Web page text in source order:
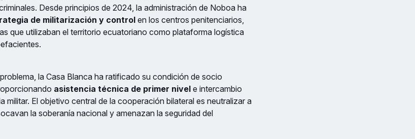
Desde principios de 2024, la administración de Noboa ha
de militarización y control en los centros penitenciarios,
que utilizaban el territorio ecuatoriano como plataforma logística
la Casa Blanca ha ratificado su condición de socio
asistencia técnica de primer nivel e intercambio
militar. El objetivo central de la cooperación bilateral es neutralizar a
la soberanía nacional y amenazan la seguridad del